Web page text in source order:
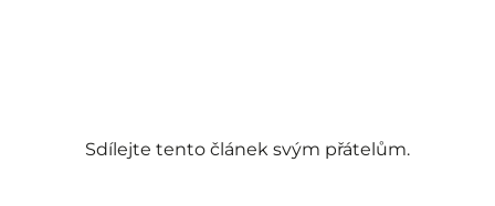
Sdílejte tento článek svým přátelům.